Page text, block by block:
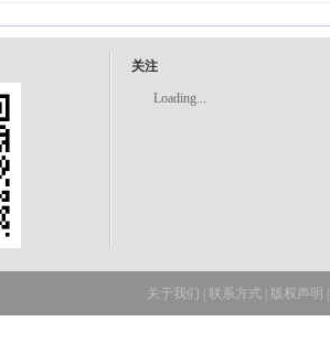
关注
Loading...
关于我们 联系方式 版权声明